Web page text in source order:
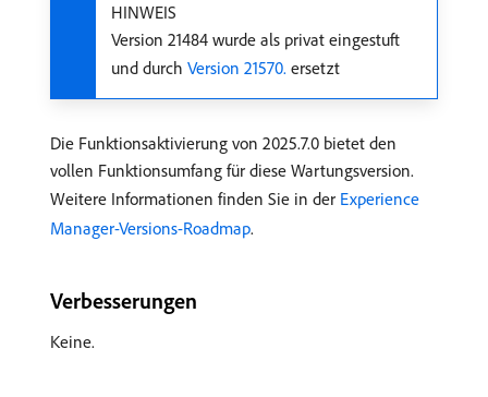
HINWEIS
Version 21484 wurde als privat eingestuft
und durch Version 21570. ersetzt
Die Funktionsaktivierung von 2025.7.0 bietet den
vollen Funktionsumfang für diese Wartungsversion.
Weitere Informationen finden Sie in der Experience
Manager-Versions-Roadmap.
Verbesserungen
Keine.